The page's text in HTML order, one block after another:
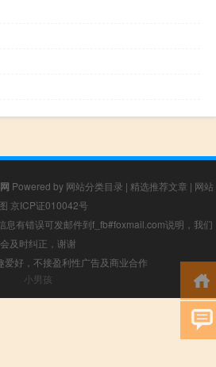
Powered by 网站分类目录 | 精选推荐文章 | 网站
京ICP证010042号
息有错误可发邮件到f_fb#foxmail.com说明，我们
会及时纠正，谢谢
爱好，不接盈利性广告及商业合作
小男孩